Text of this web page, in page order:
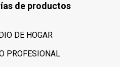
de productos
DE HOGAR
PROFESIONAL